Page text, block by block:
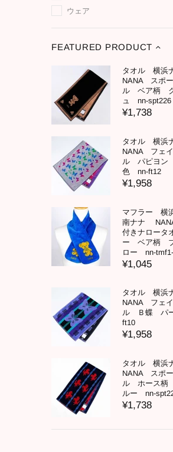
ウェア
FEATURED PRODUCT
タオル 横浜
NANA スポ
ル ベア柄
ュ nn-spt226
¥1,738
タオル 横浜
NANA フェ
ル パピヨン
色 nn-ft12
¥1,958
マフラー 横
南ナナ
付きナロータ
ー ベア柄
ロー nn-
¥1,045
タオル 横浜
NANA フェ
ル Ｂ蝶 パ
ft10
¥1,958
タオル 横浜
NANA スポ
ル ホース柄
ルー nn-
¥1,738